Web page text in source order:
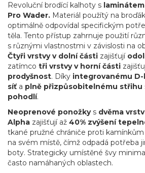
Revoluční brodící kalhoty s laminátem
Pro Wader. Materiál použítý na
optimálně odpovídal specifickým
těla. Tento přístup zahrnuje použití
s různými vlastnostmi v závislosti na
Čtyři vrstvy v dolní části zajišťují
zatímco tři vrstvy v horní části
prodyšnost. Díky integrovanému
síť a plně přizpůsobitelnému střihu
pohodlí.
Neoprenové ponožkys dvěma
Alpha zajišťují až 40% zvýšení
tkané pružné chrániče proti
na svém místě, čímž odpadá potřeba
boty. Strategicky umístěné švy
často namáhaných oblastech.